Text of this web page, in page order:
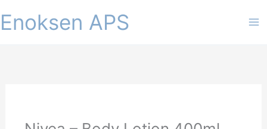
til
Enoksen APS
Tilbud!
Tilbud!
Tilbud!
Tilbud!
Tilbud!
Tilbud!